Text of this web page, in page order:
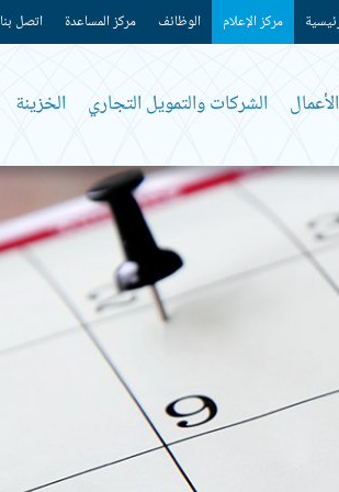
مركز الإعلام الوظائف مركز المساعدة اتصل بنا
الشركات والتمويل التجاري الخزينة